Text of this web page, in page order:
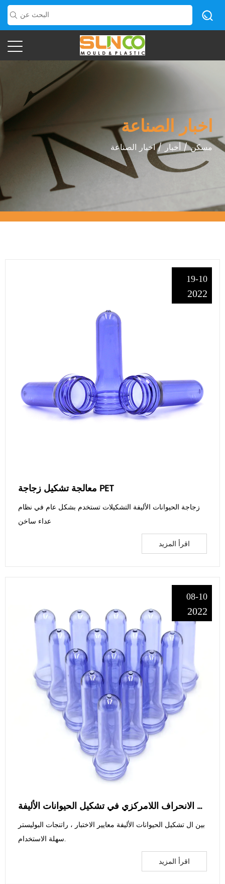
اخبار الصناعة
مسكن/أخبار/اخبار الصناعة
19-10
2022
معالجة تشكيل زجاجة PET
زجاجة الحيوانات الأليفة التشكيلات تستخدم بشكل عام في نظام
عداء ساخن
اقرأ المزيد
08-10
2022
كيفية حل الانحراف اللامركزي في تشكيل الحيوانات الأليفة
بين ال تشكيل الحيوانات الأليفة معايير الاختبار ، راتنجات البوليستر
سهلة الاستخدام.
اقرأ المزيد